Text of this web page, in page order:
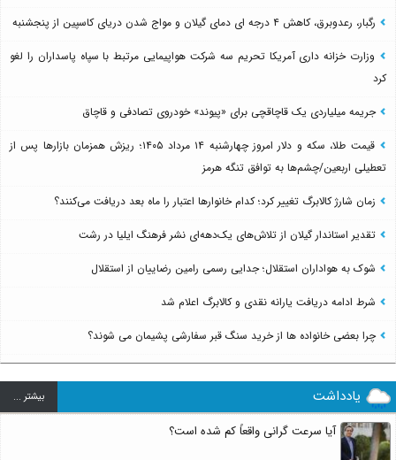
رگبار، رعدوبرق، کاهش ۴ درجه ای دمای گیلان و مواج شدن دریای کاسپین از پنجشنبه
وزارت خزانه داری آمریکا تحریم سه شرکت هواپیمایی مرتبط با سپاه پاسداران را لغو
کرد
جریمه میلیاردی یک قاچاقچی برای «پیوند» خودروی تصادفی و قاچاق
قیمت طلا، سکه و دلار امروز چهارشنبه ۱۴ مرداد ۱۴۰۵؛ ریزش همزمان بازارها پس از
تعطیلی اربعین/چشم‌ها به توافق تنگه هرمز
زمان شارژ کالابرگ تغییر کرد؛ کدام خانوارها اعتبار را ماه بعد دریافت می‌کنند؟
تقدیر استاندار گیلان از تلاش‌های یک‌دهه‌ای نشر فرهنگ ایلیا در رشت
شوک به هواداران استقلال؛ جدایی رسمی رامین رضاییان از استقلال
شرط ادامه دریافت یارانه نقدی و کالابرگ اعلام شد
چرا بعضی خانواده ها از خرید سنگ قبر سفارشی پشیمان می شوند؟
یادداشت بيشتر ...
آیا سرعت گرانی واقعاً کم شده است؟